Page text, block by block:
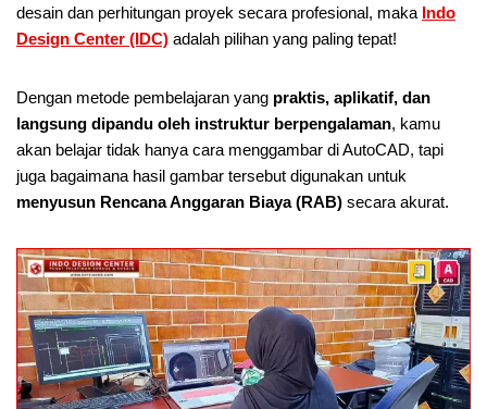
desain dan perhitungan proyek secara profesional, maka Indo
Design Center (IDC) adalah pilihan yang paling tepat!
Dengan metode pembelajaran yang praktis, aplikatif, dan
langsung dipandu oleh instruktur berpengalaman, kamu
akan belajar tidak hanya cara menggambar di AutoCAD, tapi
juga bagaimana hasil gambar tersebut digunakan untuk
menyusun Rencana Anggaran Biaya (RAB) secara akurat.